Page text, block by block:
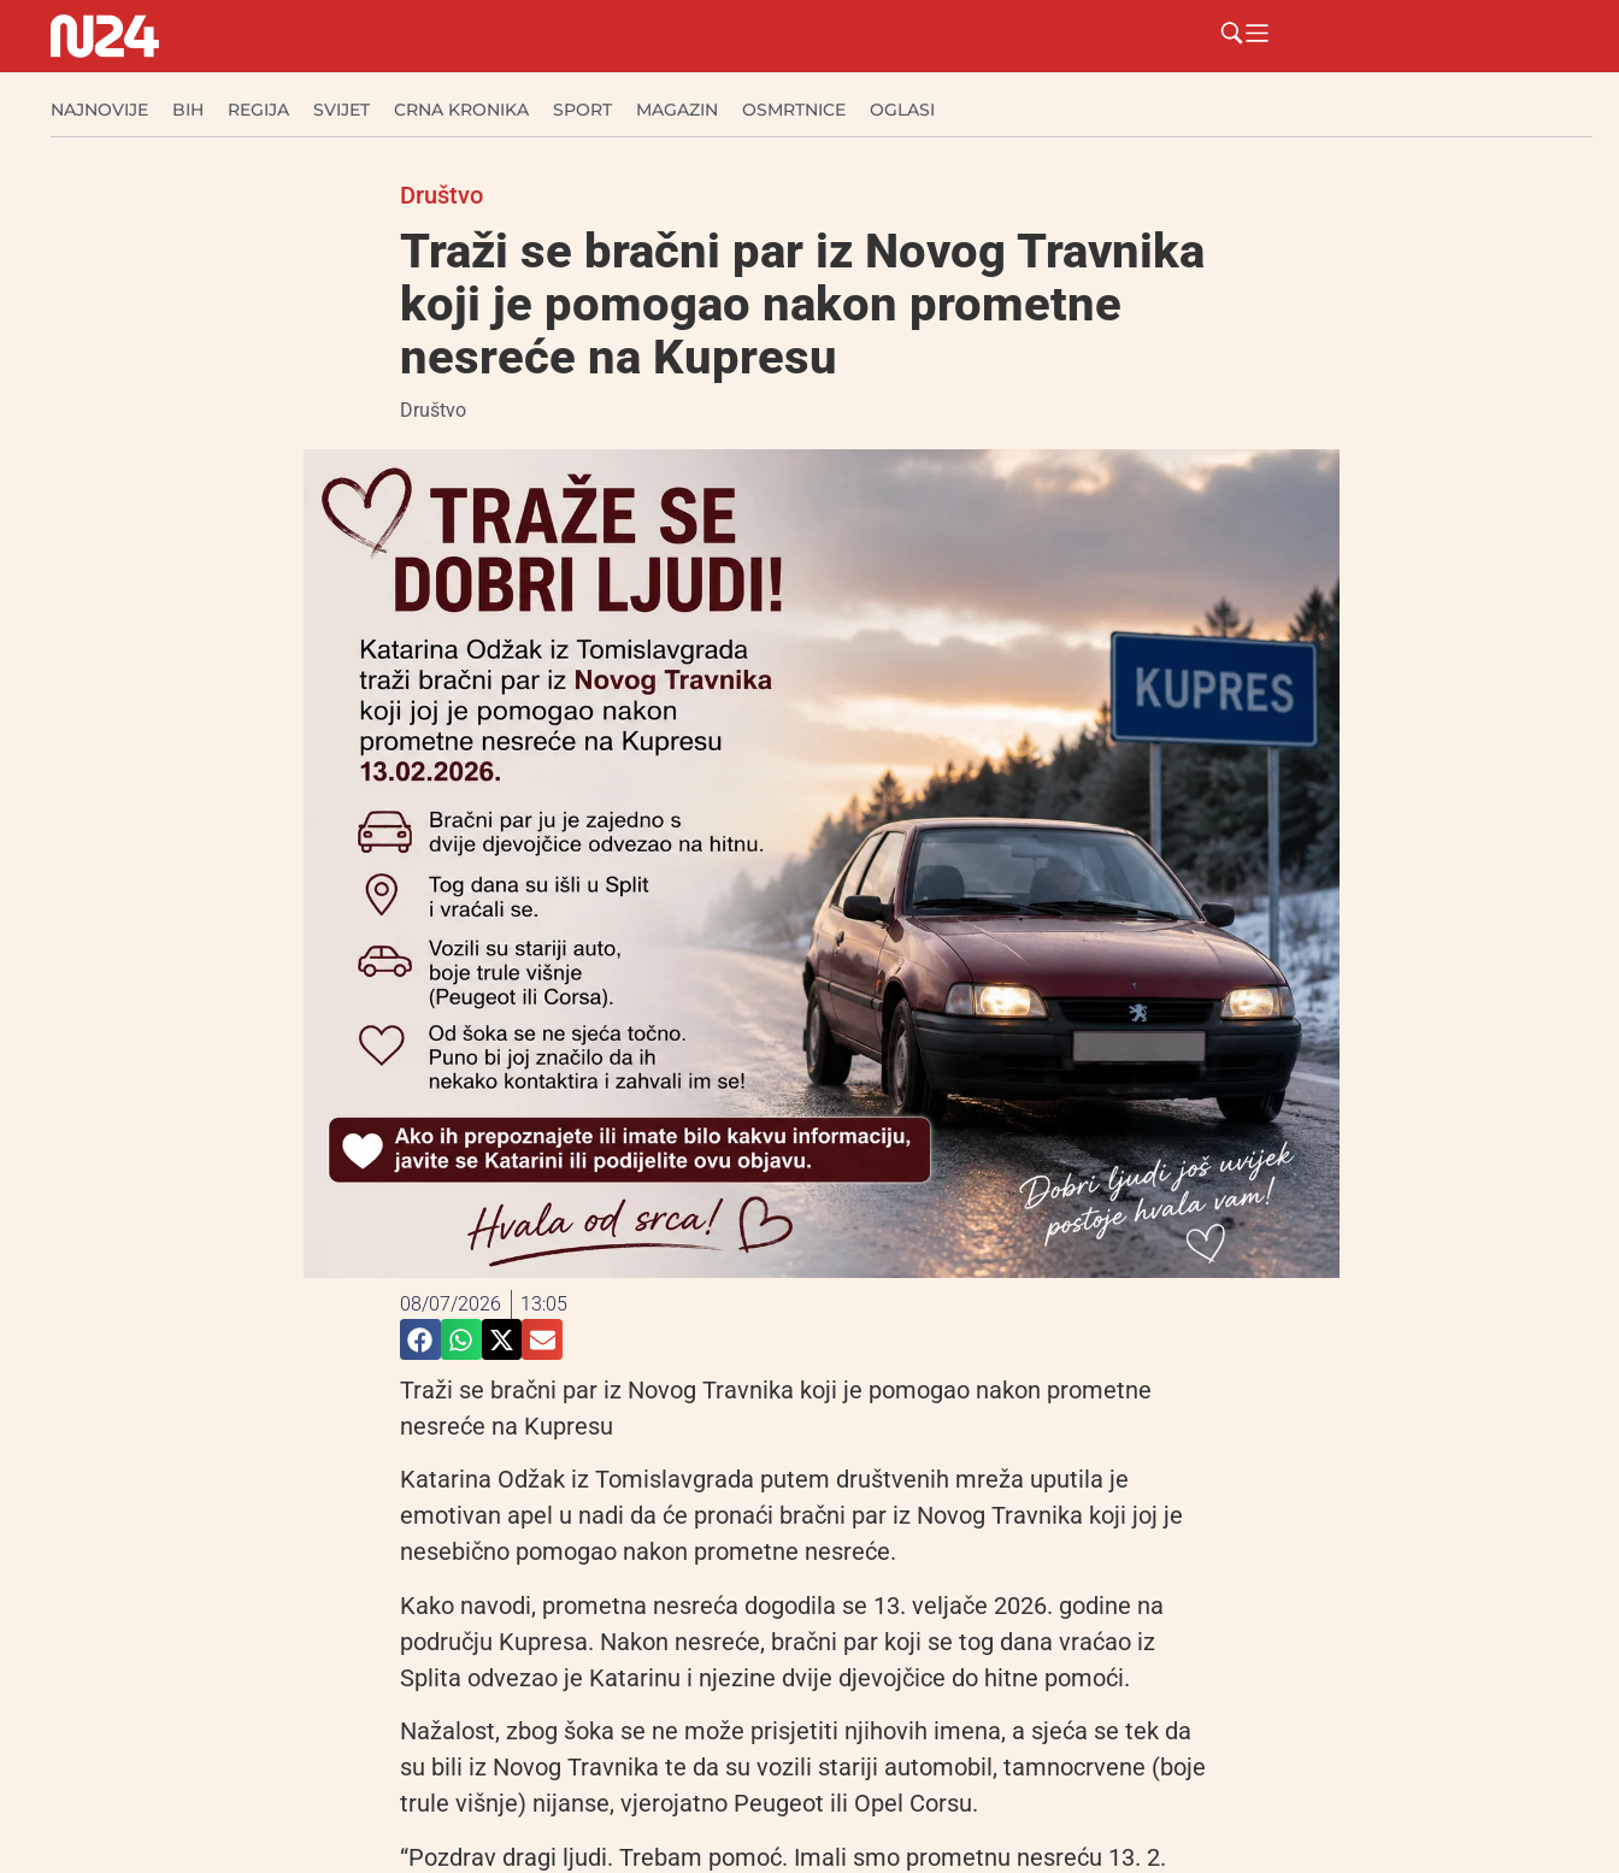
NAJNOVIJE BIH REGIJA SVIJET CRNA KRONIKA SPORT MAGAZIN OSMRTNICE OGLASI
Društvo
Traži se bračni par iz Novog Travnika
koji je pomogao nakon prometne
nesreće na Kupresu
Društvo
08/07/2026 13:05
Traži se bračni par iz Novog Travnika koji je pomogao nakon prometne
nesreće na Kupresu
Katarina Odžak iz Tomislavgrada putem društvenih mreža uputila je
emotivan apel u nadi da će pronaći bračni par iz Novog Travnika koji joj je
nesebično pomogao nakon prometne nesreće.
Kako navodi, prometna nesreća dogodila se 13. veljače 2026. godine na
području Kupresa. Nakon nesreće, bračni par koji se tog dana vraćao iz
Splita odvezao je Katarinu i njezine dvije djevojčice do hitne pomoći.
Nažalost, zbog šoka se ne može prisjetiti njihovih imena, a sjeća se tek da
su bili iz Novog Travnika te da su vozili stariji automobil, tamnocrvene (boje
trule višnje) nijanse, vjerojatno Peugeot ili Opel Corsu.
“Pozdrav dragi ljudi. Trebam pomoć. Imali smo prometnu nesreću 13. 2.